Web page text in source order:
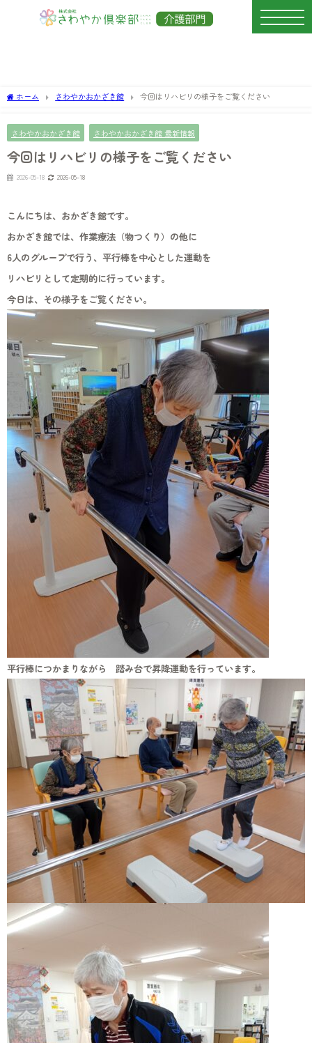
ホーム さわやかおかざき館 今回はリハビリの様子をご覧ください
さわやかおかざき館 さわやかおかざき館 最新情報
今回はリハビリの様子をご覧ください
2026-05-18 2026-05-18
こんにちは、おかざき館です。
おかざき館では、作業療法（物つくり）の他に
6人のグループで行う、平行棒を中心とした運動を
リハビリとして定期的に行っています。
今日は、その様子をご覧ください。
平行棒につかまりながら 踏み台で昇降運動を行っています。